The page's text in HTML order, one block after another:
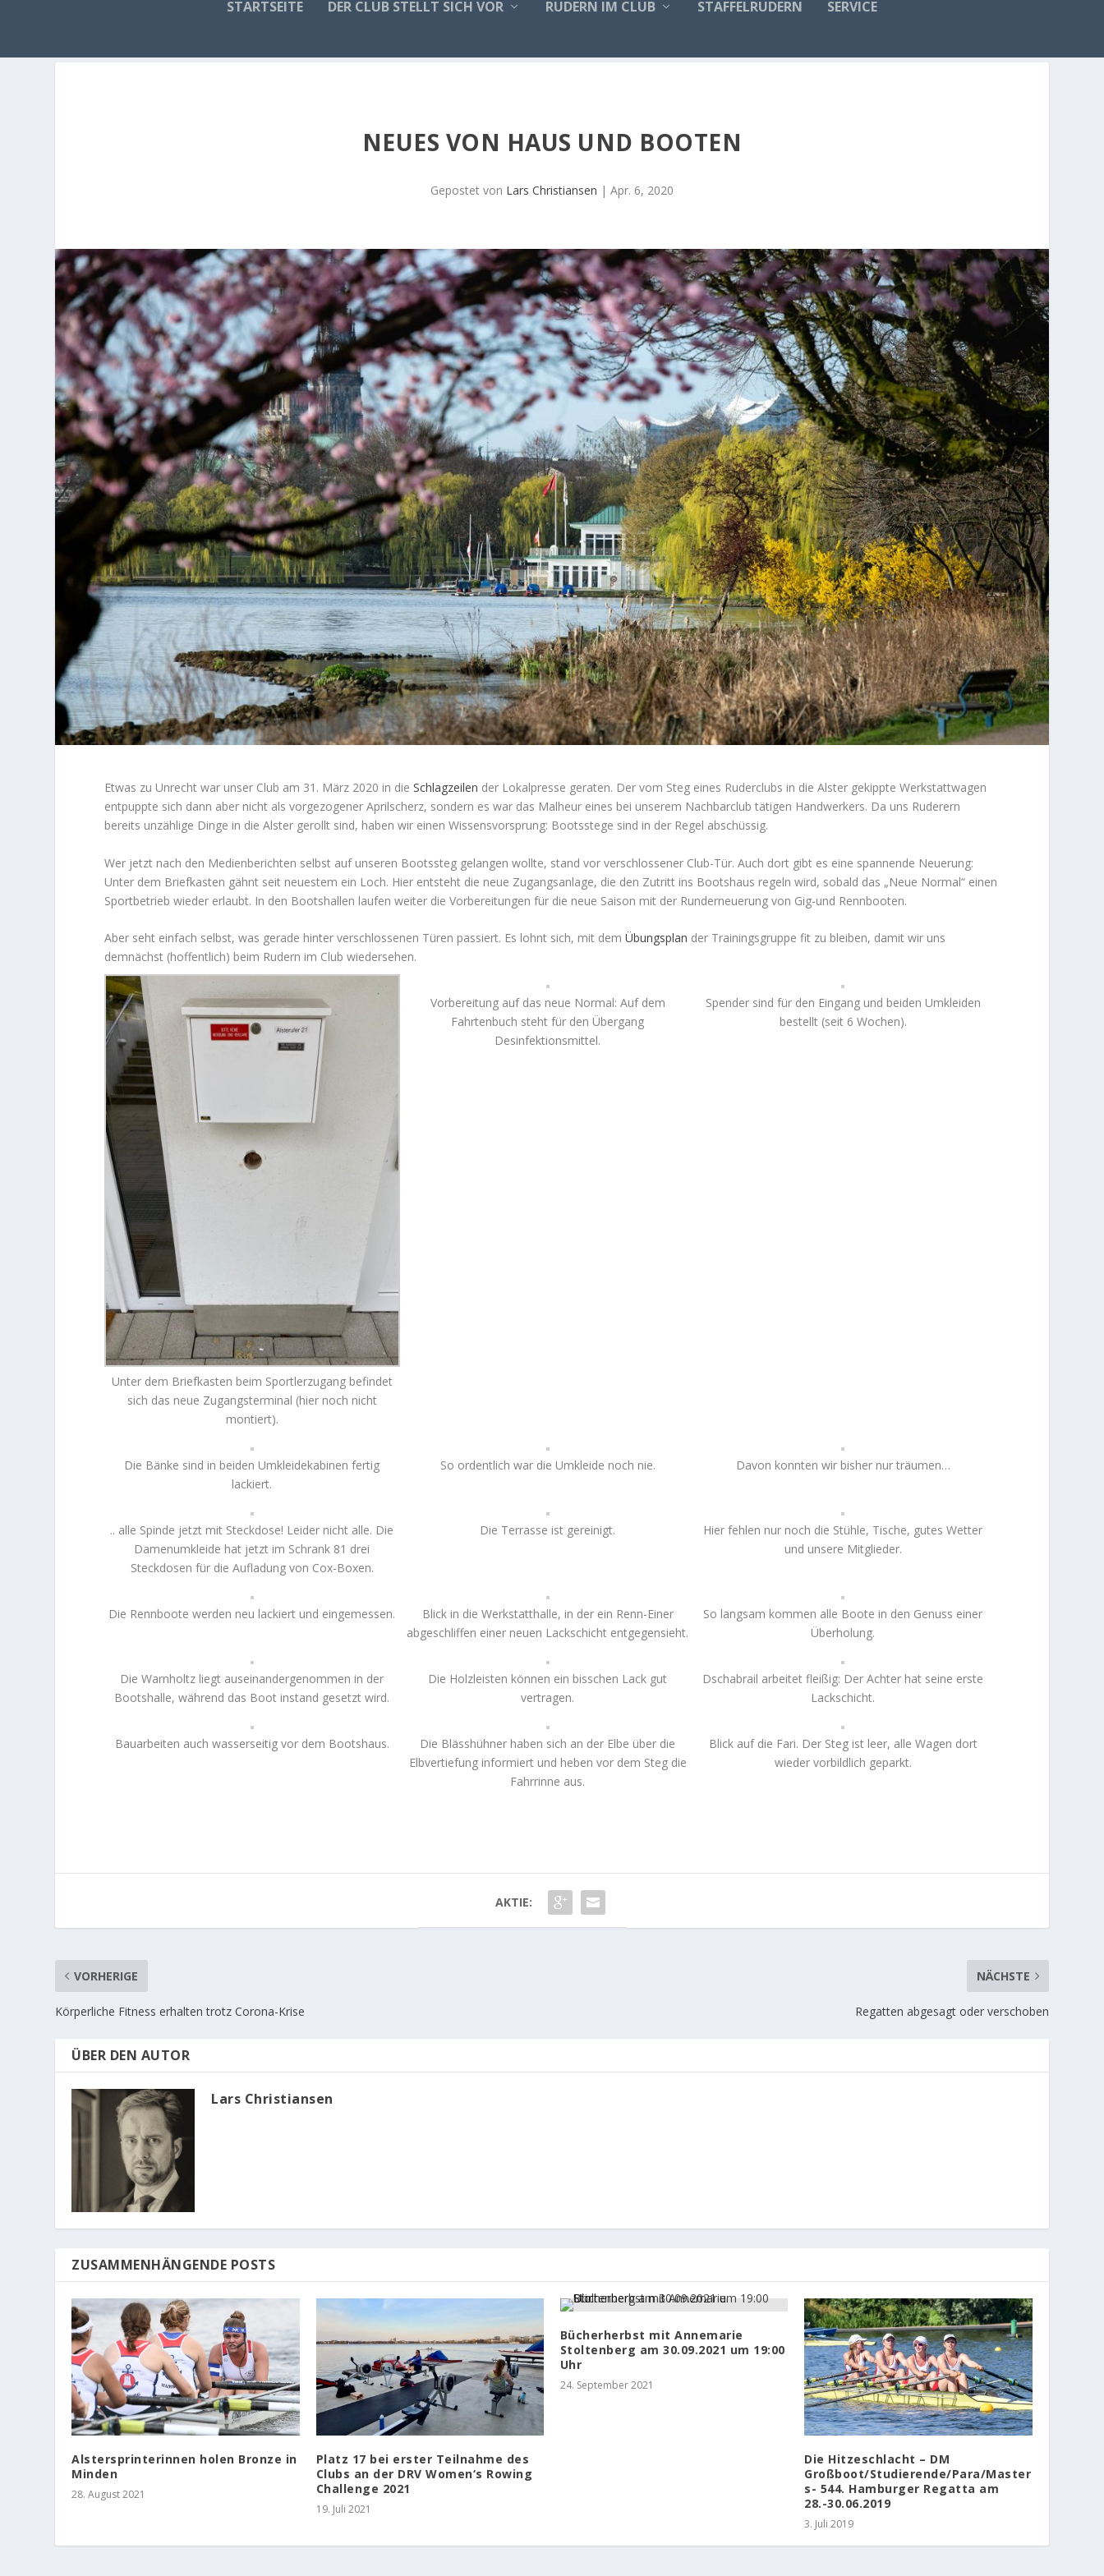
STARTSEITE DER CLUB STELLT SICH VOR RUDERN IM CLUB STAFFELRUDERN SERVICE
NEUES VON HAUS UND BOOTEN
Gepostet von Lars Christiansen | Apr. 6, 2020
Etwas zu Unrecht war unser Club am 31. März 2020 in dieSchlagzeilen der Lokalpresse geraten. Der vom Steg eines Ruderclubs in die Alster gekippte Werkstattwagen
entpuppte sich dann aber nicht als vorgezogener Aprilscherz, sondern es war das Malheur eines bei unserem Nachbarclub tätigen Handwerkers. Da uns Ruderern
bereits unzählige Dinge in die Alster gerollt sind, haben wir einen Wissensvorsprung: Bootsstege sind in der Regel abschüssig.
Wer jetzt nach den Medienberichten selbst auf unseren Bootssteg gelangen wollte, stand vor verschlossener Club-Tür. Auch dort gibt es eine spannende Neuerung:
Unter dem Briefkasten gähnt seit neuestem ein Loch. Hier entsteht die neue Zugangsanlage, die den Zutritt ins Bootshaus regeln wird, sobald das „Neue Normal“ einen
Sportbetrieb wieder erlaubt. In den Bootshallen laufen weiter die Vorbereitungen für die neue Saison mit der Runderneuerung von Gig-und Rennbooten.
Aber seht einfach selbst, was gerade hinter verschlossenen Türen passiert. Es lohnt sich, mit demÜbungsplan der Trainingsgruppe fit zu bleiben, damit wir uns
demnächst (hoffentlich) beim Rudern im Club wiedersehen.
Unter dem Briefkasten beim Sportlerzugang befindet
sich das neue Zugangsterminal (hier noch nicht
montiert).
Vorbereitung auf das neue Normal: Auf dem
Fahrtenbuch steht für den Übergang
Desinfektionsmittel.
Spender sind für den Eingang und beiden Umkleiden
bestellt (seit 6 Wochen).
Die Bänke sind in beiden Umkleidekabinen fertig
lackiert.
So ordentlich war die Umkleide noch nie. Davon konnten wir bisher nur träumen…
.. alle Spinde jetzt mit Steckdose! Leider nicht alle. Die
Damenumkleide hat jetzt im Schrank 81 drei
Steckdosen für die Aufladung von Cox-Boxen.
Die Terrasse ist gereinigt.
Hier fehlen nur noch die Stühle, Tische, gutes Wetter
und unsere Mitglieder.
Die Rennboote werden neu lackiert und eingemessen.
Blick in die Werkstatthalle, in der ein Renn-Einer
abgeschliffen einer neuen Lackschicht entgegensieht.
So langsam kommen alle Boote in den Genuss einer
Überholung.
Die Warnholtz liegt auseinandergenommen in der
Bootshalle, während das Boot instand gesetzt wird.
Die Holzleisten können ein bisschen Lack gut
vertragen.
Dschabrail arbeitet fleißig: Der Achter hat seine erste
Lackschicht.
Bauarbeiten auch wasserseitig vor dem Bootshaus.
Die Blässhühner haben sich an der Elbe über die
Elbvertiefung informiert und heben vor dem Steg die
Fahrrinne aus.
Blick auf die Fari. Der Steg ist leer, alle Wagen dort
wieder vorbildlich geparkt.
AKTIE:
VORHERIGE
Körperliche Fitness erhalten trotz Corona-Krise
NÄCHSTE
Regatten abgesagt oder verschoben
ÜBER DEN AUTOR
Lars Christiansen
ZUSAMMENHÄNGENDE POSTS
Alstersprinterinnen holen Bronze in
Minden
28. August 2021
Platz 17 bei erster Teilnahme des
Clubs an der DRV Women‘s Rowing
Challenge 2021
19. Juli 2021
Bücherherbst mit Annemarie
Stoltenberg am 30.09.2021 um 19:00
Uhr
24. September 2021
Die Hitzeschlacht – DM
Großboot/Studierende/Para/Master
s- 544. Hamburger Regatta am
28.-30.06.2019
3. Juli 2019